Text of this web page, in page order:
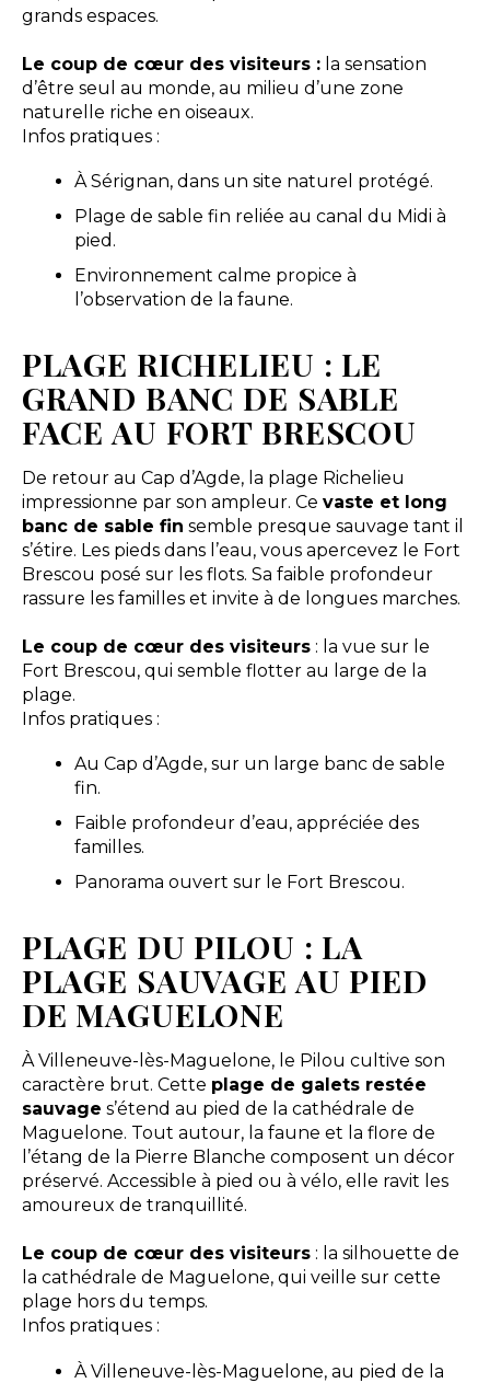
grands espaces.
Le coup de cœur des visiteurs :la sensation
d’être seul au monde, au milieu d’une zone
naturelle riche en oiseaux.
Infos pratiques :
À Sérignan, dans un site naturel protégé.
Plage de sable fin reliée au canal du Midi à
pied.
Environnement calme propice à
l’observation de la faune.
PLAGE RICHELIEU : LE
GRAND BANC DE SABLE
FACE AU FORT BRESCOU
De retour au Cap d’Agde, la plage Richelieu
impressionne par son ampleur. Ce vaste et long
banc de sable fin semble presque sauvage tant il
s’étire. Les pieds dans l’eau, vous apercevez le Fort
Brescou posé sur les flots. Sa faible profondeur
rassure les familles et invite à de longues marches.
Le coup de cœur des visiteurs: la vue sur le
Fort Brescou, qui semble flotter au large de la
plage.
Infos pratiques :
Au Cap d’Agde, sur un large banc de sable
fin.
Faible profondeur d’eau, appréciée des
familles.
Panorama ouvert sur le Fort Brescou.
PLAGE DU PILOU : LA
PLAGE SAUVAGE AU PIED
DE MAGUELONE
À Villeneuve-lès-Maguelone, le Pilou cultive son
caractère brut. Cette plage de galets restée
sauvage s’étend au pied de la cathédrale de
Maguelone. Tout autour, la faune et la flore de
l’étang de la Pierre Blanche composent un décor
préservé. Accessible à pied ou à vélo, elle ravit les
amoureux de tranquillité.
Le coup de cœur des visiteurs: la silhouette de
la cathédrale de Maguelone, qui veille sur cette
plage hors du temps.
Infos pratiques :
À Villeneuve-lès-Maguelone, au pied de la